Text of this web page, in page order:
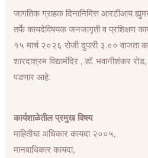
o
o
k
p
e
r
a
e
d
I
t
t
r
e
जागतिक ग्राहक दिनानिमित्त आरटीआय
तर्फे कायदेविषयक जनजागृती व प्रशिक्षण
१५ मार्च २०२६ रोजी दुपारी ३.०० वाजता
शारदाश्रम विद्यामंदिर , डॉ. भवानीशंकर
पडणार आहे.
कार्यशाळेतील प्रमुख विषय
माहितीचा अधिकार कायदा २००५,
मानवाधिकार कायदा,